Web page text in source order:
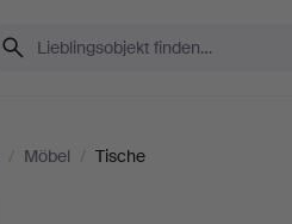
/ Möbel / Tische